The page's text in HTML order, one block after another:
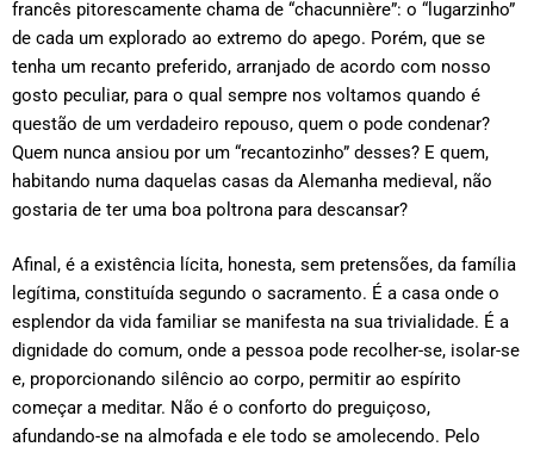
francês pitorescamente chama de “chacunnière”: o “lugarzinho”
de cada um explorado ao extremo do apego. Porém, que se
tenha um recanto preferido, arranjado de acordo com nosso
gosto peculiar, para o qual sempre nos voltamos quando é
questão de um verdadeiro repouso, quem o pode condenar?
Quem nunca ansiou por um “recantozinho” desses? E quem,
habitando numa daquelas casas da Alemanha medieval, não
gostaria de ter uma boa poltrona para descansar?
Afinal, é a existência lícita, honesta, sem pretensões, da família
legítima, constituída segundo o sacramento. É a casa onde o
esplendor da vida familiar se manifesta na sua trivialidade. É a
dignidade do comum, onde a pessoa pode recolher-se, isolar-se
e, proporcionando silêncio ao corpo, permitir ao espírito
começar a meditar. Não é o conforto do preguiçoso,
afundando-se na almofada e ele todo se amolecendo. Pelo